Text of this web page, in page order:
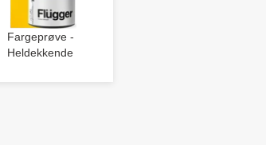
Fargeprøve -
Heldekkende